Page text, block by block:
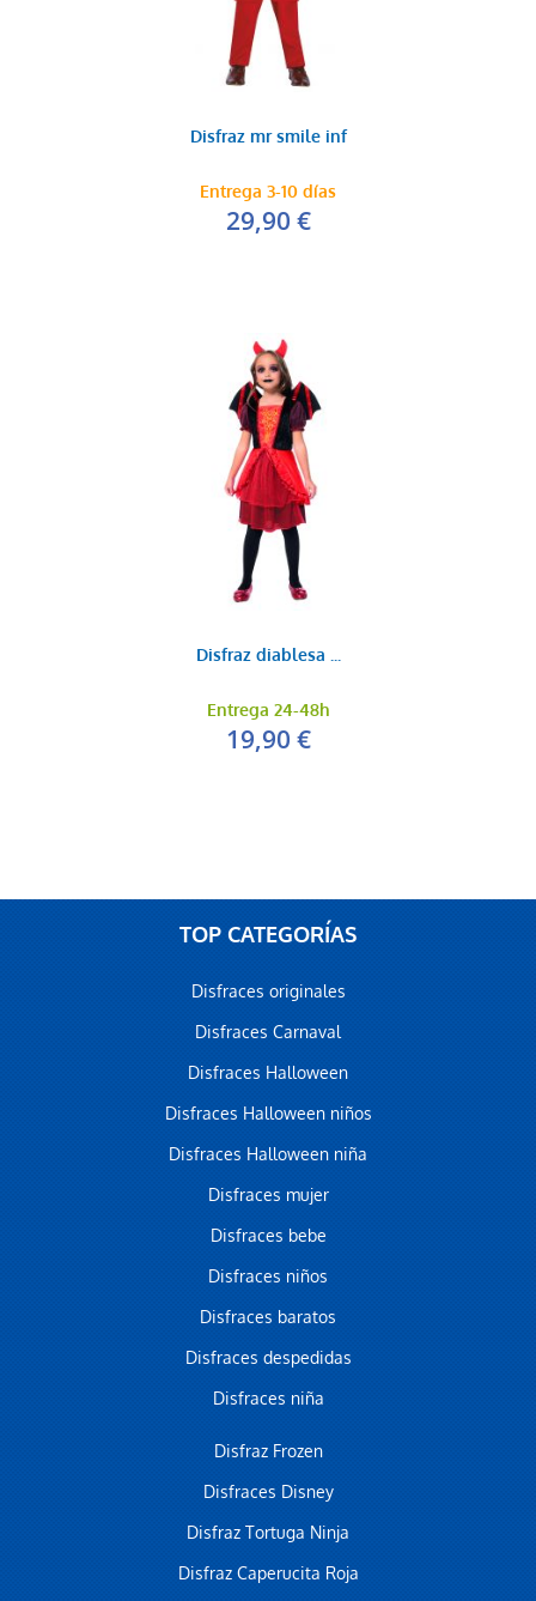
Disfraz mr smile inf
Entrega 3-10 días
29,90 €
Disfraz diablesa ...
Entrega 24-48h
19,90 €
TOP CATEGORÍAS
Disfraces originales
Disfraces Carnaval
Disfraces Halloween
Disfraces Halloween niños
Disfraces Halloween niña
Disfraces mujer
Disfraces bebe
Disfraces niños
Disfraces baratos
Disfraces despedidas
Disfraces niña
Disfraz Frozen
Disfraces Disney
Disfraz Tortuga Ninja
Disfraz Caperucita Roja